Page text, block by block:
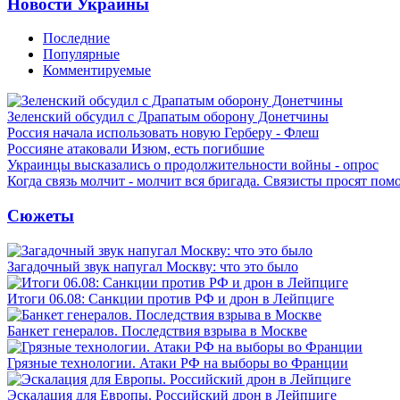
Последние
Популярные
Комментируемые
Зеленский обсудил с Драпатым оборону Донетчины
Россия начала использовать новую Герберу - Флеш
Россияне атаковали Изюм, есть погибшие
Украинцы высказались о продолжительности войны - опрос
Когда связь молчит - молчит вся бригада. Связисты просят
Сюжеты
Загадочный звук напугал Москву: что это было
Итоги 06.08: Санкции против РФ и дрон в Лейпциге
Банкет генералов. Последствия взрыва в Москве
Грязные технологии. Атаки РФ на выборы во Франции
Эскалация для Европы. Российский дрон в Лейпциге